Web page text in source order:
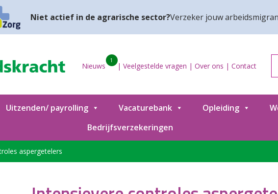
Niet actief in de agrarische sector?Verzeker jouw
Nieuws
1
| Veelgestelde vragen | Over ons | Contact
Uitzenden/ payrolling Vacaturebank Opleiding
Bedrijfsverzekeringen
aspergetelers